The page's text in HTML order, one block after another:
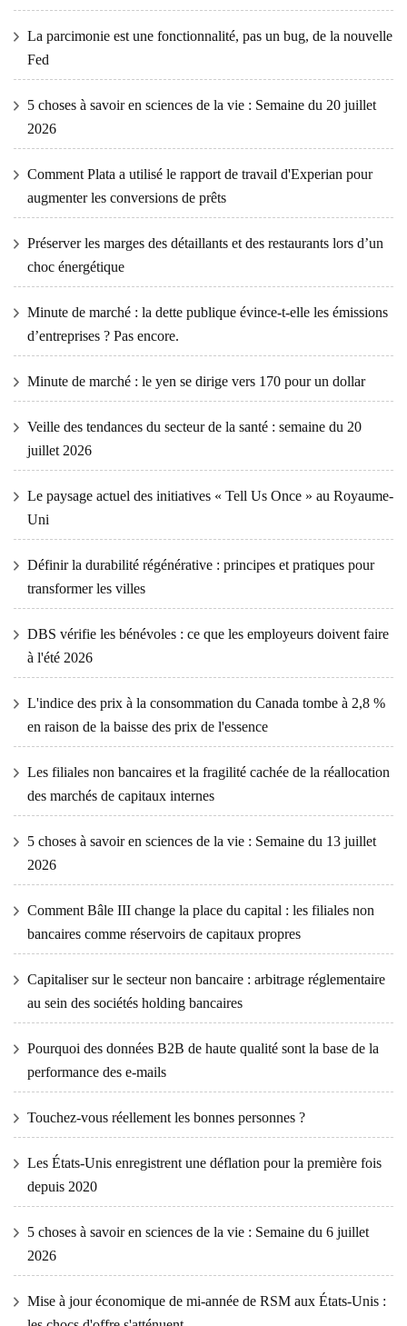
La parcimonie est une fonctionnalité, pas un bug, de la nouvelle
Fed
5 choses à savoir en sciences de la vie : Semaine du 20 juillet
2026
Comment Plata a utilisé le rapport de travail d'Experian pour
augmenter les conversions de prêts
Préserver les marges des détaillants et des restaurants lors d’un
choc énergétique
Minute de marché : la dette publique évince-t-elle les émissions
d’entreprises ? Pas encore.
Minute de marché : le yen se dirige vers 170 pour un dollar
Veille des tendances du secteur de la santé : semaine du 20
juillet 2026
Le paysage actuel des initiatives « Tell Us Once » au Royaume-
Uni
Définir la durabilité régénérative : principes et pratiques pour
transformer les villes
DBS vérifie les bénévoles : ce que les employeurs doivent faire
à l'été 2026
L'indice des prix à la consommation du Canada tombe à 2,8 %
en raison de la baisse des prix de l'essence
Les filiales non bancaires et la fragilité cachée de la réallocation
des marchés de capitaux internes
5 choses à savoir en sciences de la vie : Semaine du 13 juillet
2026
Comment Bâle III change la place du capital : les filiales non
bancaires comme réservoirs de capitaux propres
Capitaliser sur le secteur non bancaire : arbitrage réglementaire
au sein des sociétés holding bancaires
Pourquoi des données B2B de haute qualité sont la base de la
performance des e-mails
Touchez-vous réellement les bonnes personnes ?
Les États-Unis enregistrent une déflation pour la première fois
depuis 2020
5 choses à savoir en sciences de la vie : Semaine du 6 juillet
2026
Mise à jour économique de mi-année de RSM aux États-Unis :